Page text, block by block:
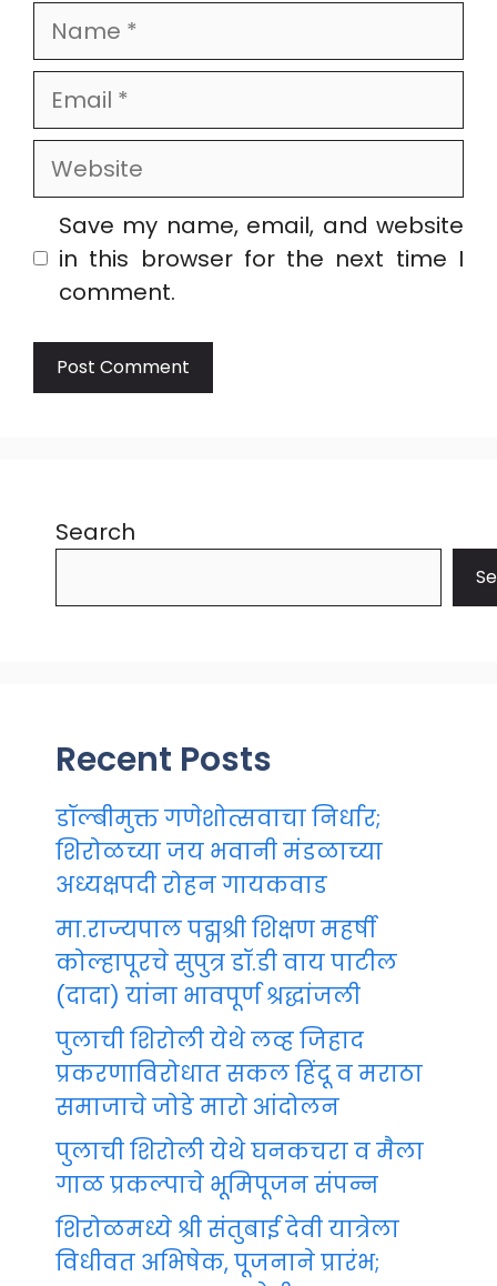
Name
Email
Website
Save my name, email, and website
in this browser for the next time I
comment.
Search
Recent Posts
डॉल्बीमुक्त गणेशोत्सवाचा निर्धार;
शिरोळच्या जय भवानी मंडळाच्या
अध्यक्षपदी रोहन गायकवाड
मा.राज्यपाल पद्मश्री शिक्षण महर्षी
कोल्हापूरचे सुपुत्र डॉ.डी वाय पाटील
(दादा) यांना भावपूर्ण श्रद्धांजली
पुलाची शिरोली येथे लव्ह जिहाद
प्रकरणाविरोधात सकल हिंदू व मराठा
समाजाचे जोडे मारो आंदोलन
पुलाची शिरोली येथे घनकचरा व मैला
गाळ प्रकल्पाचे भूमिपूजन संपन्न
शिरोळमध्ये श्री संतुबाई देवी यात्रेला
विधीवत अभिषेक, पूजनाने प्रारंभ;